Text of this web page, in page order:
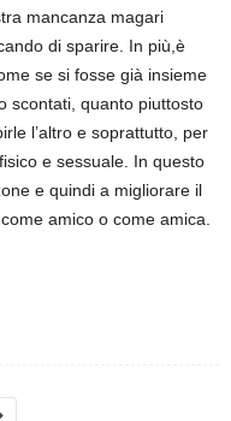
mancanza magari
di sparire. In più,è
se si fosse già insieme
scontati, quanto piuttosto
l’altro e soprattutto, per
e sessuale. In questo
e quindi a migliorare il
amico o come amica.